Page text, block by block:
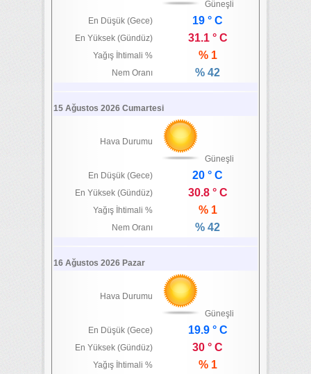
Güneşli
En Düşük (Gece)
19 ° C
En Yüksek (Gündüz) 31.1 ° C
Yağış İhtimali % % 1
Nem Oranı % 42
15 Ağustos 2026 Cumartesi
Hava Durumu
Güneşli
En Düşük (Gece)
20 ° C
En Yüksek (Gündüz) 30.8 ° C
Yağış İhtimali % % 1
Nem Oranı % 42
16 Ağustos 2026 Pazar
Hava Durumu
Güneşli
En Düşük (Gece)
19.9 ° C
En Yüksek (Gündüz) 30 ° C
Yağış İhtimali % % 1